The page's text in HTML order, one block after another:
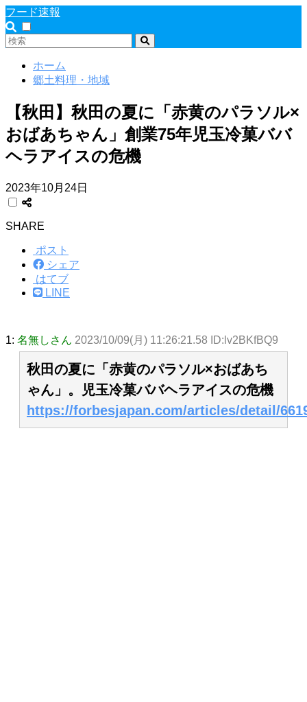
フード速報
ホーム
郷土料理・地域
【秋田】秋田の夏に「赤黄のパラソル×
おばあちゃん」創業75年児玉冷菓ババ
ヘラアイスの危機
2023年10月24日
SHARE
ポスト
シェア
はてブ
LINE
1: 名無しさん 2023/10/09(月) 11:26:21.58 ID:lv2BKfBQ9
秋田の夏に「赤黄のパラソル×おばあち
ゃん」。児玉冷菓ババヘラアイスの危機
https://forbesjapan.com/articles/detail/